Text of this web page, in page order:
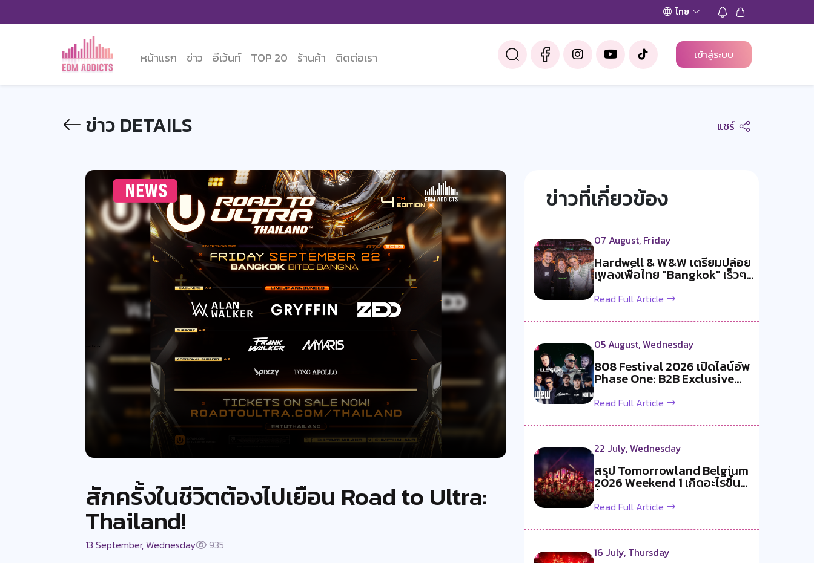
ไทย
หน้าแรก ข่าว อีเว้นท์ TOP 20 ร้านค้า ติดต่อเรา เข้าสู่ระบบ
ข่าว DETAILS แชร์
สักครั้งในชีวิตต้องไปเยือน Road to Ultra:
Thailand!
13 September, Wednesday
935
ข่าวที่เกี่ยวข้อง
07 August, Friday
Hardwell & W&W เตรียมปล่อย
เพลงเพื่อไทย "Bangkok" เร็วๆ
นี้!
Read Full Article
05 August, Wednesday
808 Festival 2026 เปิดไลน์อัพ
Phase One: B2B Exclusive
สองค...
Read Full Article
22 July, Wednesday
สรุป Tomorrowland Belgium
2026 Weekend 1 เกิดอะไรขึ้น
บ้าง ?
Read Full Article
16 July, Thursday